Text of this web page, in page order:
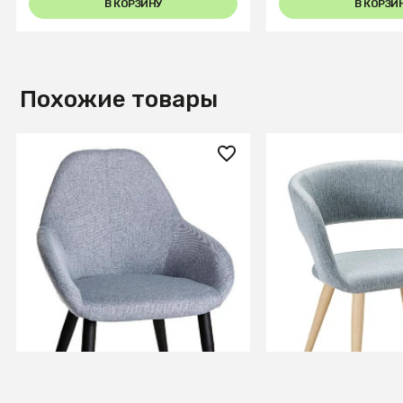
В КОРЗИНУ В
Похожие товары
14 170 ₽
Стул Kent Сер/Черн
+8
В КОРЗИНУ
14 200 ₽
Стул Hugs
+3
В